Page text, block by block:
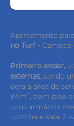
Apartamento para
no Turf - Campos
Primeiro andar,
externas, sendo
para a área de
94m², com piso
com armários
cozinha e sala. 2